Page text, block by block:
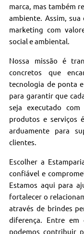
marca, mas também
ambiente. Assim,
marketing com
social e ambiental.
Nossa missão é
concretos que
tecnologia de ponta
para garantir que
seja executado
produtos e serviços
arduamente para
clientes.
Escolher a
confiável e
Estamos aqui para
fortalecer o
através de brindes
diferença. Entre em
podemos contribuir